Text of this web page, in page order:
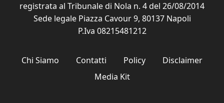
registrata al Tribunale di Nola n. 4 del 26/08/2014
Sede legale Piazza Cavour 9, 80137 Napoli
P.Iva 08215481212
Chi Siamo Contatti Policy
Disclaimer
Media Kit